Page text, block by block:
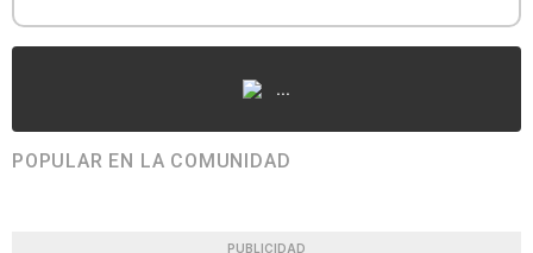
...
POPULAR EN LA COMUNIDAD
PUBLICIDAD